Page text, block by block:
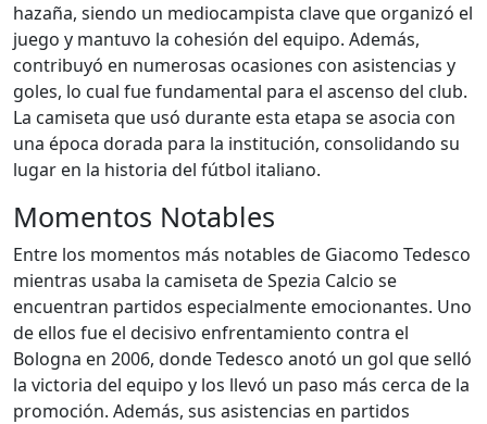
hazaña, siendo un mediocampista clave que organizó el
juego y mantuvo la cohesión del equipo. Además,
contribuyó en numerosas ocasiones con asistencias y
goles, lo cual fue fundamental para el ascenso del club.
La camiseta que usó durante esta etapa se asocia con
una época dorada para la institución, consolidando su
lugar en la historia del fútbol italiano.
Momentos Notables
Entre los momentos más notables de Giacomo Tedesco
mientras usaba la camiseta de Spezia Calcio se
encuentran partidos especialmente emocionantes. Uno
de ellos fue el decisivo enfrentamiento contra el
Bologna en 2006, donde Tedesco anotó un gol que selló
la victoria del equipo y los llevó un paso más cerca de la
promoción. Además, sus asistencias en partidos